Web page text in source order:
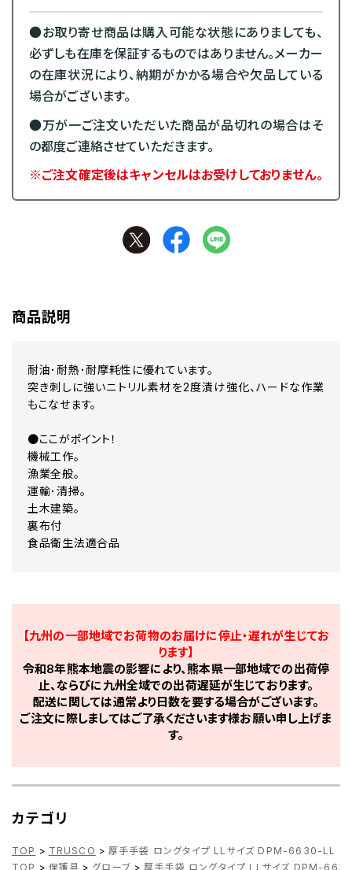
●お取り寄せ商品は購入可能な状態にありましても、
必ずしも在庫を保証するものではありません。メーカー
の在庫状況により、納期がかかる場合や欠品している
場合がございます。
●万が一ご注文いただいた商品が品切れの場合はそ
の都度ご連絡させていただきます。
※ご注文確定後はキャンセルはお受けしておりません。
商品説明
耐油･耐熱･耐摩耗性に優れています。
突き刺しに強いニトリル素材を2度漬け強化、ハードな作業
もこなせます。
●ここがポイント！
機械工作。
漁業全般。
運輸･清掃。
土木建築。
裏布付
食品衛生法適合品
【九州の一部地域でお荷物のお届けに停止・遅れが生じてお
ります】
令和8年熊本地震の影響により、熊本県一部地域での出荷停
止、ならびに九州全域での出荷遅延が生じております。
配送に関しては通常より日数を要する場合がございます。
ご注文に際しましてはご了承くださいます様お願い申し上げま
す。
カテゴリ
TOP > TRUSCO > 厚手手袋 ロングタイプ LLサイズ DPM-6630-LL
TOP > 保護具 > グローブ > 厚手手袋 ロングタイプ LLサイズ DPM-